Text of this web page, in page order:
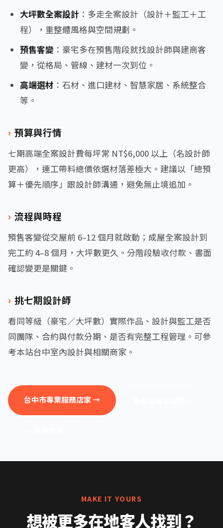
大坪數全案設計：多走全案設計（設計＋監工＋工
程），重整體風格與空間規劃。
預售客變 ：豪宅多在預售階段就找設計師與建商客
變，從格局、管線、建材一次到位。
高端選材 ：石材、進口建材、智慧家居、系統整合
等。
預算與行情
七期高端全案設計費每坪常 NT$6,000 以上（名設計師
更高），連工帶料總價依選材落差極大。建議以「總預
算＋優先順序」跟設計師溝通，避免無止境追加。
流程與時程
預售客變從交屋前 6–12 個月就啟動；成屋全案設計到
完工約 4–8 個月，大坪數更久。分階段驗收付款、書面
確認變更是關鍵。
挑七期設計師
看同等級（豪宅／大坪數）實際作品、設計與監工是否
同團隊、合約與付款分期、是否有完整工程管理。可參
考本站台中室內設計與相關商家。
台中市專業服務店家 →
MAKE IT YOURS
想被更多在地客人找到？